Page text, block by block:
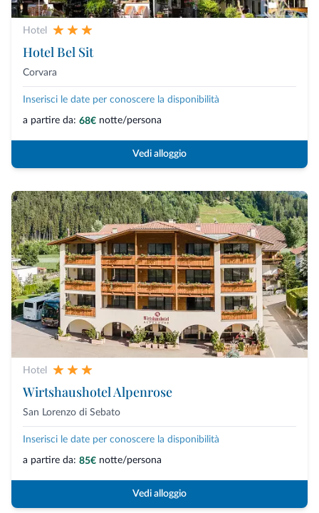
Hotel
Hotel Bel Sit
Corvara
Inserisci le date per conoscere la disponibilità
a partire da: 68€ notte/persona
Vedi alloggio
Hotel
Wirtshaushotel Alpenrose
San Lorenzo di Sebato
Inserisci le date per conoscere la disponibilità
a partire da: 85€ notte/persona
Vedi alloggio